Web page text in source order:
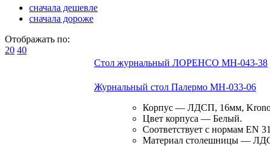
сначала дешевле
сначала дороже
Отображать по:
20 40
Стол журнальный ЛОРЕНСО МН-043-38
Журнальный стол Палермо МН-033-06
Корпус — ЛДСП, 16мм,
Цвет корпуса — Белый.
Соответствует с нормам EN
Материал столешницы —